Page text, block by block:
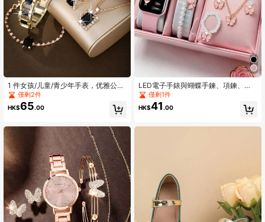
4.94 2.8K 追蹤者
1 件女孩/儿童/青少年手表，优雅公主
风格，时尚石英表，椭圆形珠宝 3 件
套，适合作为女孩的生日礼物
僅剩2件
HK$65.00
LED電子手錶與蝴蝶手鍊、項鍊、戒
指、耳環套組，適合學校、假期、派
對禮物
僅剩1件
HK$41 .00